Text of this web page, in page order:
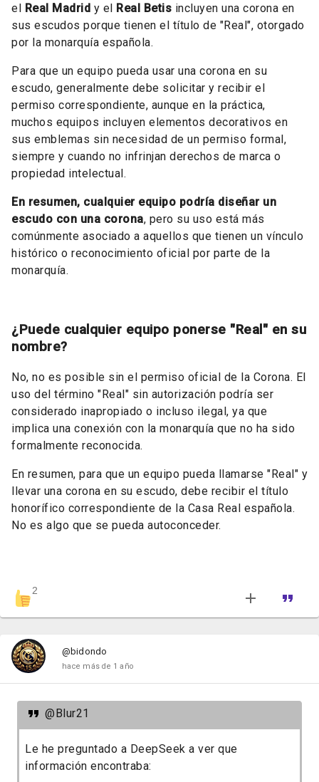
el Real Madrid y el Real Betis incluyen una corona en
sus escudos porque tienen el título de "Real", otorgado
por la monarquía española.
Para que un equipo pueda usar una corona en su
escudo, generalmente debe solicitar y recibir el
permiso correspondiente, aunque en la práctica,
muchos equipos incluyen elementos decorativos en
sus emblemas sin necesidad de un permiso formal,
siempre y cuando no infrinjan derechos de marca o
propiedad intelectual.
En resumen, cualquier equipo podría diseñar un
escudo con una corona, pero su uso está más
comúnmente asociado a aquellos que tienen un vínculo
histórico o reconocimiento oficial por parte de la
monarquía.
¿Puede cualquier equipo ponerse "Real" en su
nombre?
No, no es posible sin el permiso oficial de la Corona. El
uso del término "Real" sin autorización podría ser
considerado inapropiado o incluso ilegal, ya que
implica una conexión con la monarquía que no ha sido
formalmente reconocida.
En resumen, para que un equipo pueda llamarse "Real" y
llevar una corona en su escudo, debe recibir el título
honorífico correspondiente de la Casa Real española.
No es algo que se pueda autoconceder.
2
@bidondo
hace más de 1 año
@Blur21
Le he preguntado a DeepSeek a ver que
información encontraba: